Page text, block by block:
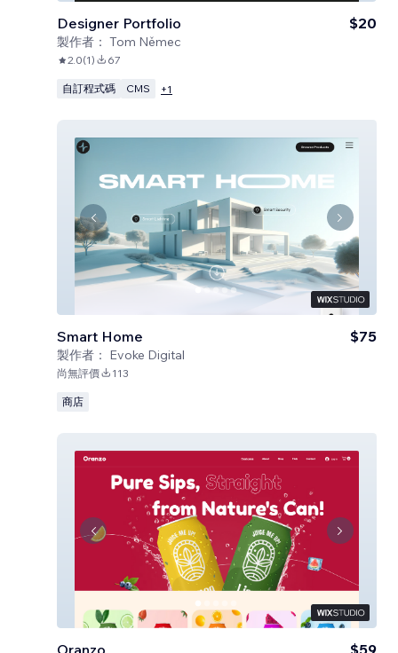
Designer Portfolio
製作者： Tom Němec
$20
2.0(1) 67
自訂程式碼 CMS +1
Smart Home
製作者： Evoke Digital
$75
尚無評價 113
商店
Oranzo $59